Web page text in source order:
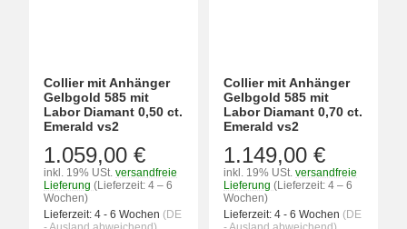
Collier mit Anhänger
Gelbgold 585 mit
Labor Diamant 0,50 ct.
Emerald vs2
1.059,00 €
inkl. 19% USt. versandfreie
Lieferung (Lieferzeit: 4 – 6
Wochen)
Lieferzeit: 4 - 6 Wochen (DE
Collier mit Anhänger
Gelbgold 585 mit
Labor Diamant 0,70 ct.
Emerald vs2
1.149,00 €
inkl. 19% USt. versandfreie
Lieferung (Lieferzeit: 4 – 6
Wochen)
Lieferzeit: 4 - 6 Wochen (DE